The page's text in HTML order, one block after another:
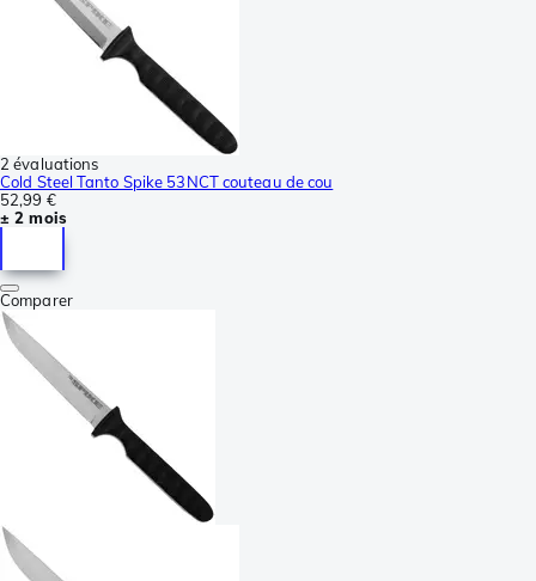
2 évaluations
Cold Steel Tanto Spike 53NCT couteau de cou
52,99 €
± 2 mois
Comparer